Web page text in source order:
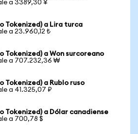
a 3389,30 ¥
Tokenized) a Lira turca
a 23.960,12 ₺
Tokenized) a Won surcoreano
a 707.232,36 ₩
Tokenized) a Rublo ruso
a 41.325,07 ₽
Tokenized) a Dólar canadiense
a 700,78 $